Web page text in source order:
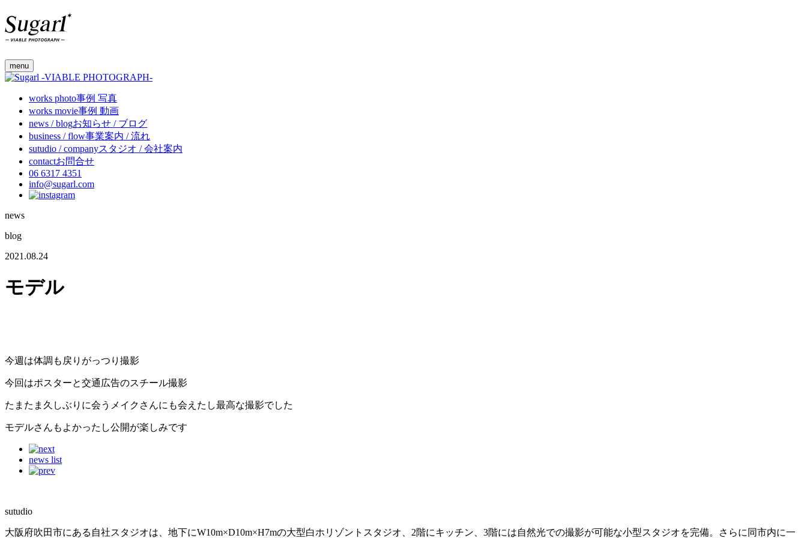
menu
works photo事例 写真
works movie事例 動画
news / blogお知らせ / ブログ
business / flow事業案内 / 流れ
sutudio / companyスタジオ / 会社案内
contactお問合せ
06 6317 4351
info@sugarl.com
news
blog
2021.08.24
モデル
今週は体調も戻りがっつり撮影
今回はポスターと交通広告のスチール撮影
たまたま久しぶりに会うメイクさんにも会えたし最高な撮影でした
モデルさんもよかったし公開が楽しみです
news list
sutudio
大阪府吹田市にある自社スタジオは、地下にW10m×D10m×H7mの大型白ホリゾントスタジオ、2階にキッチン、3階には自然光での撮影が可能な小型スタジオを完備。さらに同市内に一